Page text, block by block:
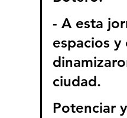
- A esta
espacios
ciudad.
Potenciar